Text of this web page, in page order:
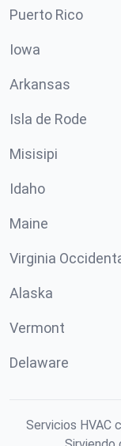
Puerto Rico
Iowa
Arkansas
Isla de Rode
Misisipi
Idaho
Maine
Virginia
Alaska
Vermont
Delaware
Servicios HVAC